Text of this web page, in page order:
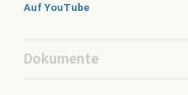
Auf YouTube
Dokumente